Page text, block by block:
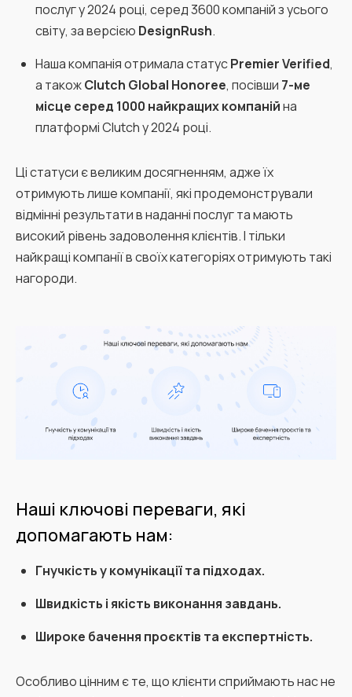
послуг у 2024 році, серед 3600 компаній з усього
світу, за версією DesignRush.
Наша компанія отримала статусPremier Verified,
а такожClutch Global Honoree, посівши 7-ме
місце серед 1000 найкращих компанійна
платформі Clutch у 2024 році.
Ці статуси є великим досягненням, адже їх
отримують лише компанії, які продемонстрували
відмінні результати в наданні послуг та мають
високий рівень задоволення клієнтів. І тільки
найкращі компанії в своїх категоріях отримують такі
нагороди.
Наші ключові переваги, які
допомагають нам:
Гнучкість у комунікації та підходах.
Швидкість і якість виконання завдань.
Широке бачення проєктів та експертність.
Особливо цінним є те, що клієнти сприймають нас не